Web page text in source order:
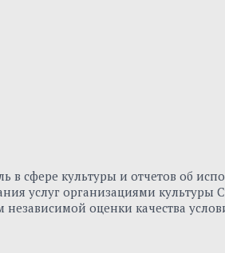
в сфере культуры и отчетов об
услуг организациями
оценки качества